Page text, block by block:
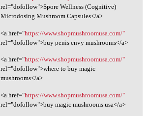
rel="dofollow">Spore Wellness (Cognitive)
Microdosing Mushroom Capsules</a>
<a href="https://www.shopmushroomusa.com/"
rel="dofollow">buy penis envy mushrooms</a>
<a href="https://www.shopmushroomusa.com/"
rel="dofollow">where to buy magic
mushrooms</a>
<a href="https://www.shopmushroomusa.com/"
rel="dofollow">buy magic mushrooms usa</a>